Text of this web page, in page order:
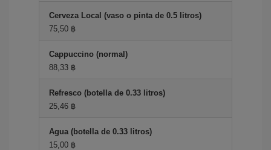
Cerveza Local (vaso o pinta de 0.5 litros)
75,50 ฿
Cappuccino (normal)
88,33 ฿
Refresco (botella de 0.33 litros)
25,46 ฿
Agua (botella de 0.33 litros)
15,00 ฿